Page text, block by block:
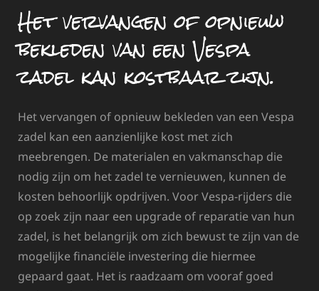
Het vervangen of opnieuw
bekleden van een Vespa
zadel kan kostbaar zijn.
Het vervangen of opnieuw bekleden van een Vespa
zadel kan een aanzienlijke kost met zich
meebrengen. De materialen en vakmanschap die
nodig zijn om het zadel te vernieuwen, kunnen de
kosten behoorlijk opdrijven. Voor Vespa-rijders die
op zoek zijn naar een upgrade of reparatie van hun
zadel, is het belangrijk om zich bewust te zijn van de
mogelijke financiële investering die hiermee
gepaard gaat. Het is raadzaam om vooraf goed